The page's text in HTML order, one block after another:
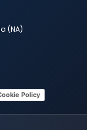
(NA)
Policy